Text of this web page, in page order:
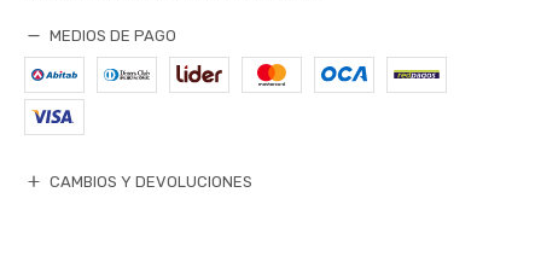
MEDIOS DE PAGO
CAMBIOS Y DEVOLUCIONES